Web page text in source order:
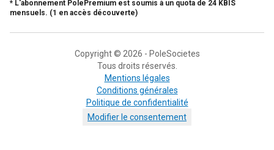
* L'abonnement PolePremium est soumis à un quota de 24 KBIS
mensuels. (1 en accès découverte)
Copyright © 2026 - PoleSocietes
Tous droits réservés.
Mentions légales
Conditions générales
Politique de confidentialité
Modifier le consentement